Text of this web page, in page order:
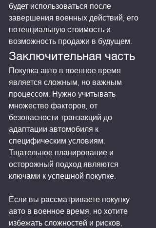
будет использоваться после
завершения военных действий, его
потенциальную стоимость и
возможность продажи в будущем.
Заключительная часть
Покупка авто в военное время
является сложным, но важным
процессом. Нужно учитывать
множество факторов, от
безопасности транзакций до
адаптации автомобиля к
специфическим условиям.
Тщательное планирование и
осторожный подход являются
ключами к успешной покупке.
Если вы рассматриваете покупку
авто в военное время, но хотите
избежать сложностей и рисков,